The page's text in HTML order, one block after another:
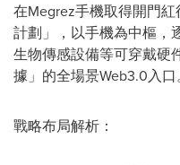
在Megrez手機取得開門紅
計劃」，以手機為中樞，
生物傳感設備等可穿戴硬
據」的全場景Web3.0入口。
戰略布局解析：